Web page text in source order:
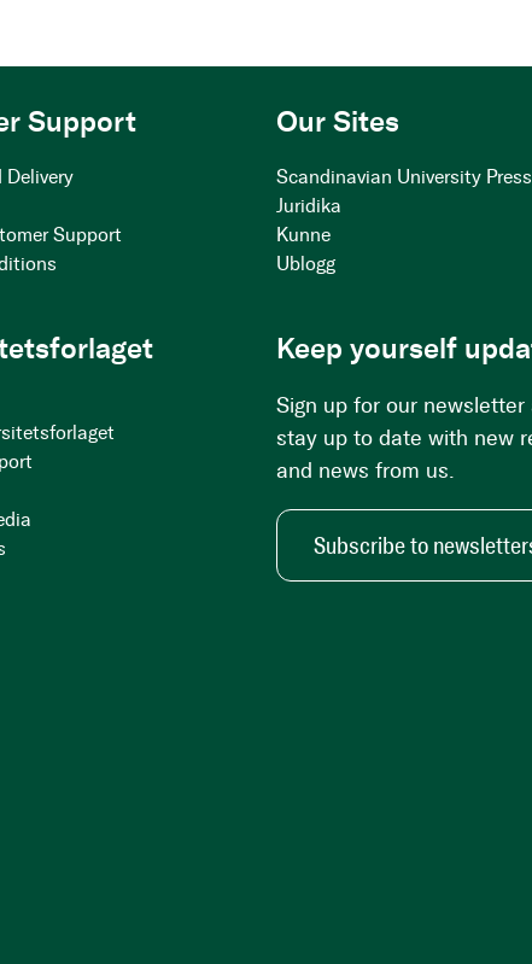
Support
Delivery
Support
Our Sites
Scandinavian University Press
Juridika
Kunne
Ublogg
Keep yourself
Sign up for our newsletter
stay up to date with new
and news from us.
Subscribe to